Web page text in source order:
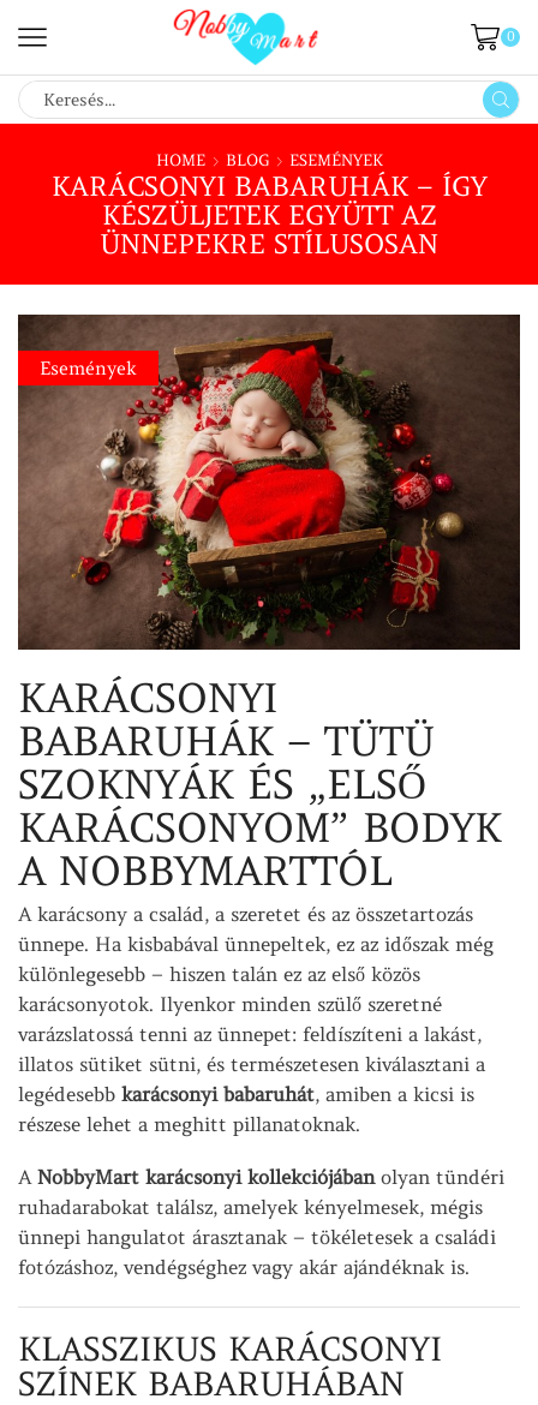
0
HOME BLOG ESEMÉNYEK
KARÁCSONYI BABARUHÁK – ÍGY
KÉSZÜLJETEK EGYÜTT AZ
ÜNNEPEKRE STÍLUSOSAN
Események
KARÁCSONYI
BABARUHÁK – TÜTÜ
SZOKNYÁK ÉS „ELSŐ
KARÁCSONYOM” BODYK
A NOBBYMARTTÓL
A karácsony a család, a szeretet és az összetartozás
ünnepe. Ha kisbabával ünnepeltek, ez az időszak még
különlegesebb – hiszen talán ez az első közös
karácsonyotok. Ilyenkor minden szülő szeretné
varázslatossá tenni az ünnepet: feldíszíteni a lakást,
illatos sütiket sütni, és természetesen kiválasztani a
legédesebb karácsonyi babaruhát, amiben a kicsi is
részese lehet a meghitt pillanatoknak.
A NobbyMart karácsonyi kollekciójában olyan tündéri
ruhadarabokat találsz, amelyek kényelmesek, mégis
ünnepi hangulatot árasztanak – tökéletesek a családi
fotózáshoz, vendégséghez vagy akár ajándéknak is.
KLASSZIKUS KARÁCSONYI
SZÍNEK BABARUHÁBAN